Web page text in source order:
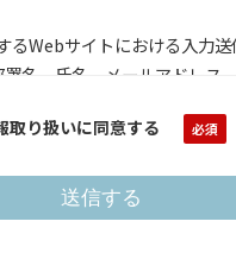
るWebサイトにおける入力送
名、氏名、メールアドレス
ためのCookie情報
セミナーなどのイベント・キ
報提供とお問い合わせ対応
取り扱いに同意する